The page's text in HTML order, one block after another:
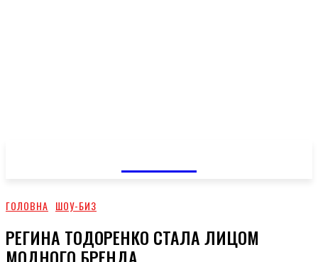
ГОЛОВНА ШОУ-БИЗ
РЕГИНА ТОДОРЕНКО СТАЛА ЛИЦОМ